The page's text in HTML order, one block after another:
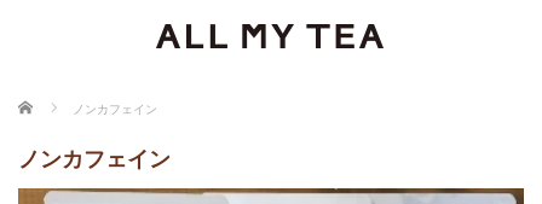
ホーム ノンカフェイン
ノンカフェイン